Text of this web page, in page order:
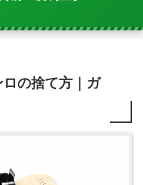
ロの捨て方｜ガ